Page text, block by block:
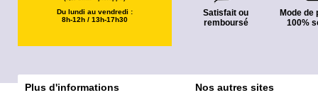
Du lundi au vendredi :
8h-12h / 13h-17h30
Satisfait ou
remboursé
Mode de
100%
Plus d'informations Nos autres sites